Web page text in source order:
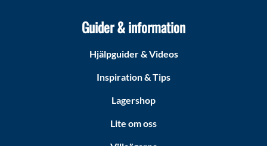
Guider & information
Hjälpguider & Videos
Inspiration & Tips
Lagershop
Lite om oss